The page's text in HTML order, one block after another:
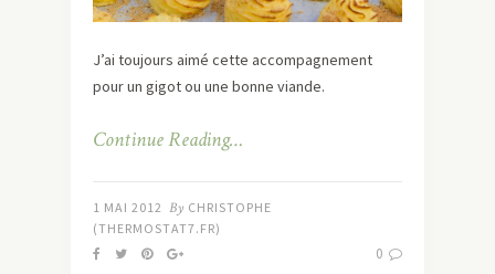
J’ai toujours aimé cette accompagnement
pour un gigot ou une bonne viande.
Continue Reading…
1 MAI 2012 By CHRISTOPHE
(THERMOSTAT7.FR)
0